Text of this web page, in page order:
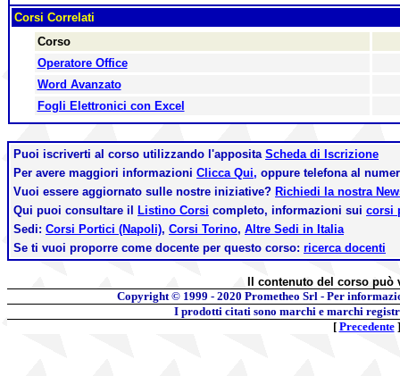
Corsi Correlati
Corso
Operatore Office
Word Avanzato
Fogli Elettronici con Excel
Puoi iscriverti al corso utilizzando l'apposita Scheda di Iscrizione
Per avere maggiori informazioni Clicca Qui, oppure telefona al
Vuoi essere aggiornato sulle nostre iniziative? Richiedi la nostra
Qui puoi consultare il
Listino Corsi completo, informazioni sui corsi
Sedi: Corsi Portici (Napoli), Corsi Torino, Altre Sedi in Italia
Se ti vuoi proporre come docente per questo corso: ricerca docenti
Il contenuto del corso
Copyright © 1999 - 2020 Prometheo Srl - Per
I prodotti citati sono marchi e marchi
[ Precedente]